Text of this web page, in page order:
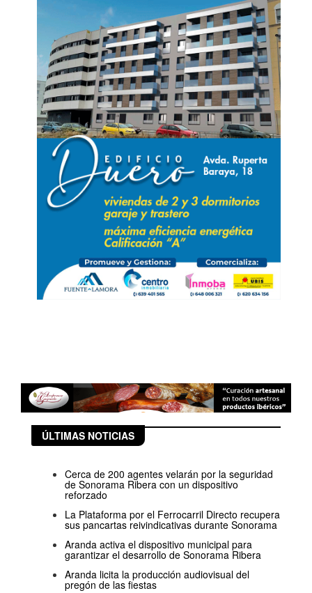
ÚLTIMAS NOTICIAS
Cerca de 200 agentes velarán por la seguridad
de Sonorama Ribera con un dispositivo
reforzado
La Plataforma por el Ferrocarril Directo recupera
sus pancartas reivindicativas durante Sonorama
Aranda activa el dispositivo municipal para
garantizar el desarrollo de Sonorama Ribera
Aranda licita la producción audiovisual del
pregón de las fiestas